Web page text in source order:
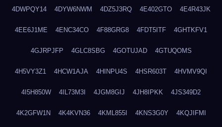
4DWPQY14 4DYW6NWM 4DZ5J3RQ 4E402GTO 4E4R43JK
4EE6J1ME 4ENC34CO 4F88GRG8 4FDT5ITF 4GHTKFV1
4GJRPJFP 4GLC8SBG 4GOTUJAD 4GTUQOMS
4H5VY3Z1 4HCW1AJA 4HINPU4S 4HSR603T 4HVMV9QI
4I5H850W 4IL73M3I 4JGM8GIJ 4JH8IPKK 4JS349D2
4K2GFW1N 4K4KVN36 4KML855I 4KNS3G0Y 4KQJIFMI